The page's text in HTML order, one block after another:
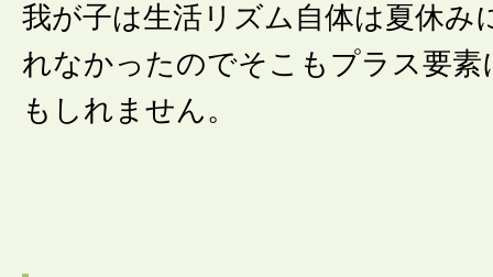
我が子は生活リズム自体は夏休み
れなかったのでそこもプラス要素
もしれません。